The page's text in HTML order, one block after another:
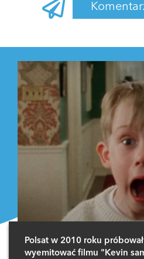
Polsat w 2010 roku
wyemitować filmu "Kevin